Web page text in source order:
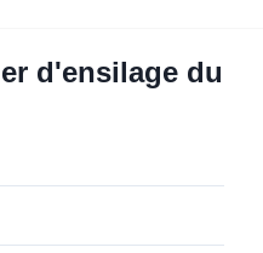
d'ensilage du